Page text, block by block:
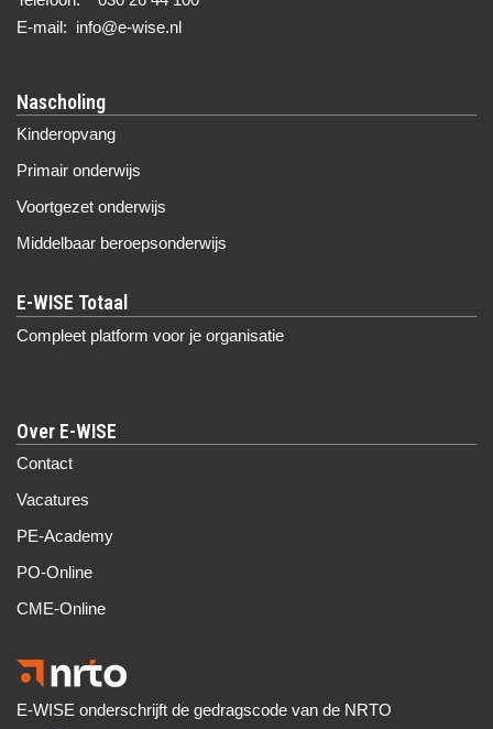
E-mail: info@e-wise.nl
Nascholing
Kinderopvang
Primair onderwijs
Voortgezet onderwijs
Middelbaar beroepsonderwijs
Compleet platform voor je organisatie
Over E-WISE
Contact
Vacatures
PE-Academy
PO-Online
CME-Online
E-WISE onderschrijft de gedragscode van de NRTO